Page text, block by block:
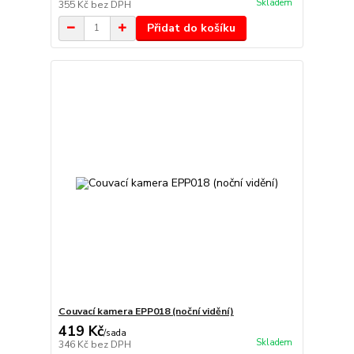
355 Kč bez DPH Skladem
Přidat do košíku
Couvací kamera EPP018 (noční vidění)
419 Kč/sada
346 Kč bez DPH Skladem